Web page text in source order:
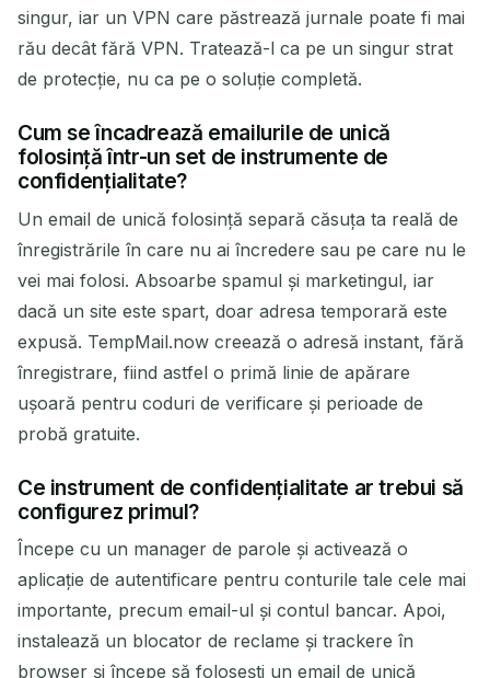
singur, iar un VPN care păstrează jurnale poate fi mai
rău decât fără VPN. Tratează-l ca pe un singur strat
de protecție, nu ca pe o soluție completă.
Cum se încadrează emailurile de unică
folosință într-un set de instrumente de
confidențialitate?
Un email de unică folosință separă căsuța ta reală de
înregistrările în care nu ai încredere sau pe care nu le
vei mai folosi. Absoarbe spamul și marketingul, iar
dacă un site este spart, doar adresa temporară este
expusă. TempMail.now creează o adresă instant, fără
înregistrare, fiind astfel o primă linie de apărare
ușoară pentru coduri de verificare și perioade de
probă gratuite.
Ce instrument de confidențialitate ar trebui să
configurez primul?
Începe cu un manager de parole și activează o
aplicație de autentificare pentru conturile tale cele mai
importante, precum email-ul și contul bancar. Apoi,
instalează un blocator de reclame și trackere în
browser și începe să folosești un email de unică